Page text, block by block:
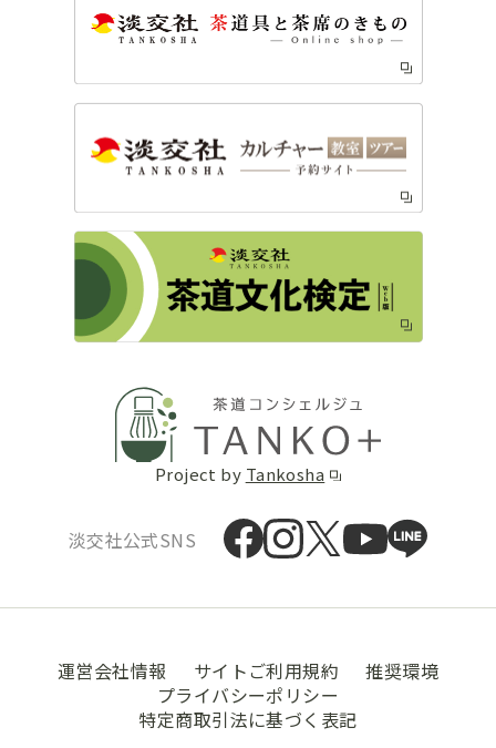
Project by Tankosha
淡交社公式SNS
運営会社情報 サイトご利用規約
推奨環境
プライバシーポリシー
特定商取引法に基づく表記